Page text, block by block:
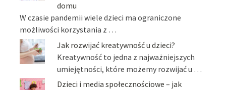
domu
W czasie pandemii wiele dzieci ma ograniczone
możliwości korzystania z …
Jak rozwijać kreatywność u dzieci?
Kreatywność to jedna z najważniejszych
umiejętności, które możemy rozwijać u …
Dzieci i media społecznościowe – jak